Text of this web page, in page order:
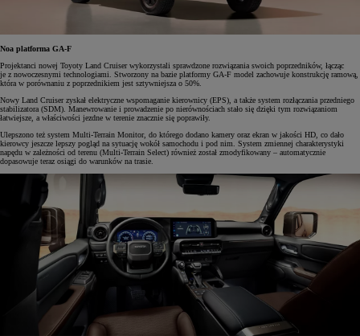
Noa platforma GA-F
Projektanci nowej Toyoty Land Cruiser wykorzystali sprawdzone rozwiązania swoich poprzedników, łącząc
je z nowoczesnymi technologiami. Stworzony na bazie platformy GA-F model zachowuje konstrukcję ramową,
która w porównaniu z poprzednikiem jest sztywniejsza o 50%.
Nowy Land Cruiser zyskał elektryczne wspomaganie kierownicy (EPS), a także system rozłączania przedniego
stabilizatora (SDM). Manewrowanie i prowadzenie po nierównościach stało się dzięki tym rozwiązaniom
łatwiejsze, a właściwości jezdne w terenie znacznie się poprawiły.
Ulepszono też system Multi-Terrain Monitor, do którego dodano kamery oraz ekran w jakości HD, co dało
kierowcy jeszcze lepszy pogląd na sytuację wokół samochodu i pod nim. System zmiennej charakterystyki
napędu w zależności od terenu (Multi-Terrain Select) również został zmodyfikowany – automatycznie
dopasowuje teraz osiągi do warunków na trasie.